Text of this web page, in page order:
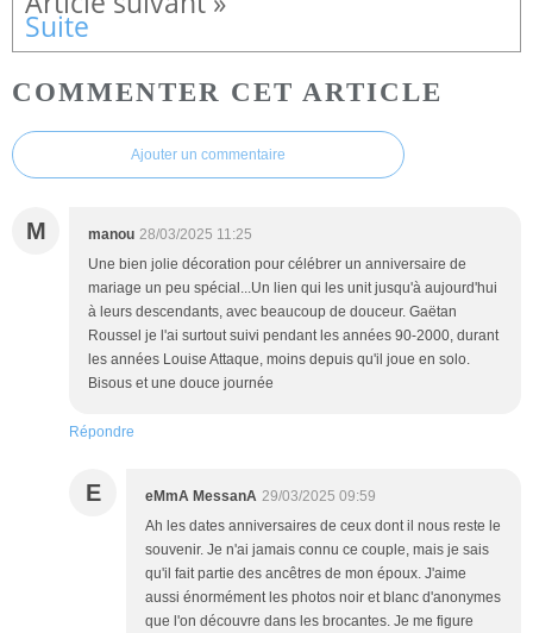
Suite
COMMENTER CET ARTICLE
Ajouter un commentaire
M manou 28/03/2025 11:25
Une bien jolie décoration pour célébrer un anniversaire de
mariage un peu spécial...Un lien qui les unit jusqu'à aujourd'hui
à leurs descendants, avec beaucoup de douceur. Gaëtan
Roussel je l'ai surtout suivi pendant les années 90-2000, durant
les années Louise Attaque, moins depuis qu'il joue en solo.
Bisous et une douce journée
Répondre
E eMmA MessanA 29/03/2025 09:59
Ah les dates anniversaires de ceux dont il nous reste le
souvenir. Je n'ai jamais connu ce couple, mais je sais
qu'il fait partie des ancêtres de mon époux. J'aime
aussi énormément les photos noir et blanc d'anonymes
que l'on découvre dans les brocantes. Je me figure